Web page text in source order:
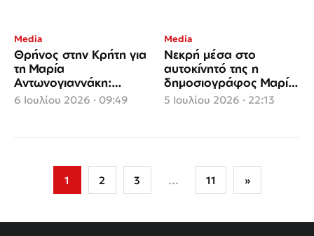
Media
Θρήνος στην Κρήτη για
τη Μαρία
Αντωνογιαννάκη:
Σήμερα το τελευταίο
6 Ιουλίου 2026 · 09:49
Media
Νεκρή μέσα στο
αυτοκίνητό της η
δημοσιογράφος Μαρία
Αντωνογιαννάκη
5 Ιουλίου 2026 · 22:13
Σελιδοποίηση
άρθρων
1 2 3 … 11 »